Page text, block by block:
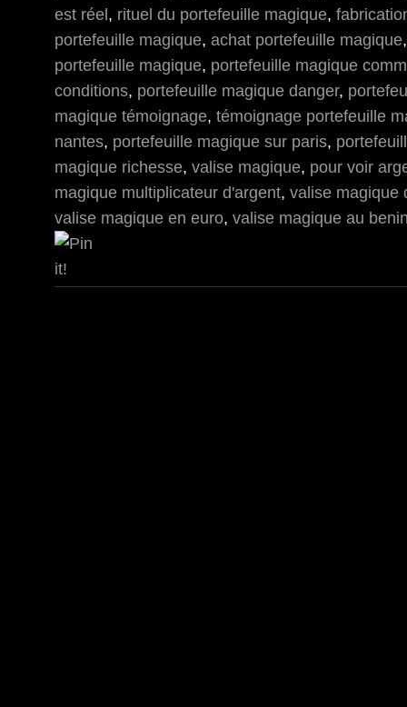
est réel , rituel du portefeuille magique,
portefeuille magique, achat portefeuille magique
portefeuille magique, portefeuille magique
conditions, portefeuille magique danger,
magique témoignage, témoignage portefeuille
nantes, portefeuille magique sur paris,
magique richesse, valise magique, pour voir
magique multiplicateur d'argent, valise magique
valise magique en euro, valise magique au